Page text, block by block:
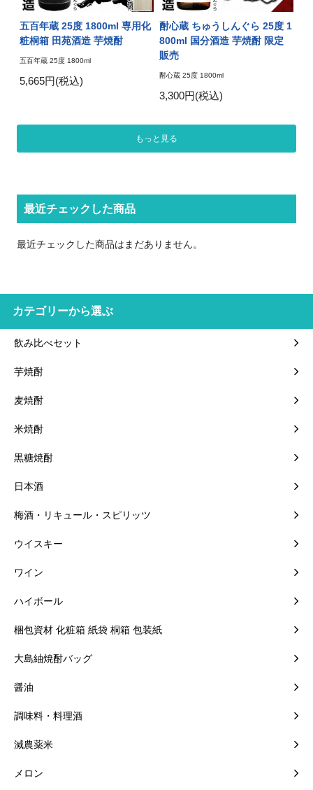
五百年蔵 25度 1800ml 専用化
粧桐箱 田苑酒造 芋焼酎
五百年蔵 25度 1800ml
5,665円(税込)
酎心蔵 ちゅうしんぐら 25度 1
800ml 国分酒造 芋焼酎 限定
販売
酎心蔵 25度 1800ml
3,300円(税込)
もっと見る
最近チェックした商品
最近チェックした商品はまだありません。
カテゴリーから選ぶ
飲み比べセット
芋焼酎
麦焼酎
米焼酎
黒糖焼酎
日本酒
梅酒・リキュール・スピリッツ
ウイスキー
ワイン
ハイボール
梱包資材 化粧箱 紙袋 桐箱 包装紙
大島紬焼酎バッグ
醤油
調味料・料理酒
減農薬米
メロン